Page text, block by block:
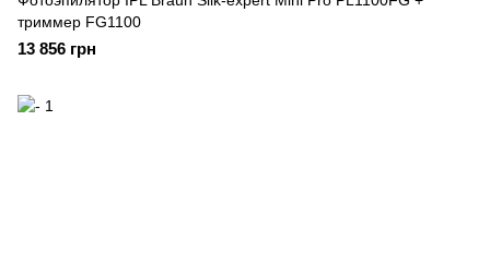
триммер FG1100
13 856 грн